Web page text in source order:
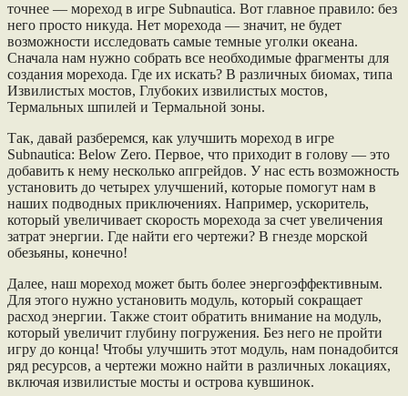
точнее — мореход в игре Subnautica. Вот главное правило: без
него просто никуда. Нет морехода — значит, не будет
возможности исследовать самые темные уголки океана.
Сначала нам нужно собрать все необходимые фрагменты для
создания морехода. Где их искать? В различных биомах, типа
Извилистых мостов, Глубоких извилистых мостов,
Термальных шпилей и Термальной зоны.
Так, давай разберемся, как улучшить мореход в игре
Subnautica: Below Zero. Первое, что приходит в голову — это
добавить к нему несколько апгрейдов. У нас есть возможность
установить до четырех улучшений, которые помогут нам в
наших подводных приключениях. Например, ускоритель,
который увеличивает скорость морехода за счет увеличения
затрат энергии. Где найти его чертежи? В гнезде морской
обезьяны, конечно!
Далее, наш мореход может быть более энергоэффективным.
Для этого нужно установить модуль, который сокращает
расход энергии. Также стоит обратить внимание на модуль,
который увеличит глубину погружения. Без него не пройти
игру до конца! Чтобы улучшить этот модуль, нам понадобится
ряд ресурсов, а чертежи можно найти в различных локациях,
включая извилистые мосты и острова кувшинок.